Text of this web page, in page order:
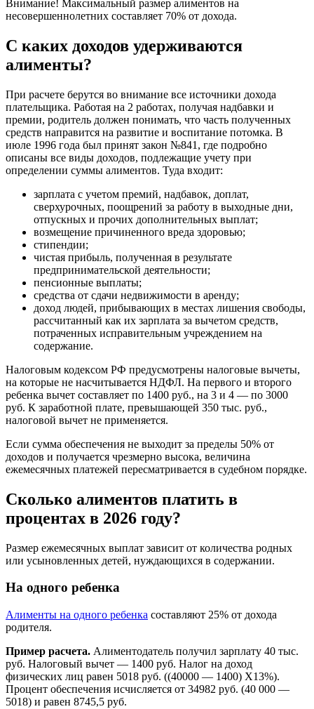
Внимание! Максимальный размер алиментов на
несовершеннолетних составляет 70% от дохода.
С каких доходов удерживаются
алименты?
При расчете берутся во внимание все источники дохода
плательщика. Работая на 2 работах, получая надбавки и
премии, родитель должен понимать, что часть полученных
средств направится на развитие и воспитание потомка. В
июле 1996 года был принят закон №841, где подробно
описаны все виды доходов, подлежащие учету при
определении суммы алиментов. Туда входит:
зарплата с учетом премий, надбавок, доплат,
сверхурочных, поощрений за работу в выходные дни,
отпускных и прочих дополнительных выплат;
возмещение причиненного вреда здоровью;
стипендии;
чистая прибыль, полученная в результате
предпринимательской деятельности;
пенсионные выплаты;
средства от сдачи недвижимости в аренду;
доход людей, прибывающих в местах лишения свободы,
рассчитанный как их зарплата за вычетом средств,
потраченных исправительным учреждением на
содержание.
Налоговым кодексом РФ предусмотрены налоговые вычеты,
на которые не насчитывается НДФЛ. На первого и второго
ребенка вычет составляет по 1400 руб., на 3 и 4 — по 3000
руб. К заработной плате, превышающей 350 тыс. руб.,
налоговой вычет не применяется.
Если сумма обеспечения не выходит за пределы 50% от
доходов и получается чрезмерно высока, величина
ежемесячных платежей пересматривается в судебном порядке.
Сколько алиментов платить в
процентах в 2026 году?
Размер ежемесячных выплат зависит от количества родных
или усыновленных детей, нуждающихся в содержании.
На одного ребенка
Алименты на одного ребенка составляют 25% от дохода
родителя.
Пример расчета. Алиментодатель получил зарплату 40 тыс.
руб. Налоговый вычет — 1400 руб. Налог на доход
физических лиц равен 5018 руб. ((40000 — 1400) Х13%).
Процент обеспечения исчисляется от 34982 руб. (40 000 —
5018) и равен 8745,5 руб.